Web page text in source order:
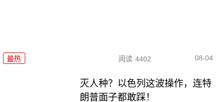
最热 阅读 4402 08-04
灭人种？以色列这波操作，连特
朗普面子都敢踩！